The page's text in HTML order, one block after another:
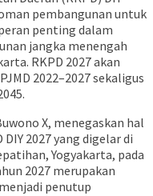
pembangunan untuk
penting dalam
jangka menengah
RKPD 2027 akan
2022–2027 sekaligus
X, menegaskan hal
2027 yang digelar di
Yogyakarta, pada
2027 merupakan
penutup